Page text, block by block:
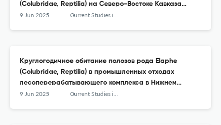
(Colubridae, Reptilia) на Северо-Востоке Кавказа
(Дагестан, Россия)
9 Jun 2025 Current Studies in Herpetology
Круглогодичное обитание полозов рода Elaphe
(Colubridae, Reptilia) в промышленных отходах
лесоперерабатывающего комплекса в Нижнем
Приамурье
9 Jun 2025 Current Studies in Herpetology